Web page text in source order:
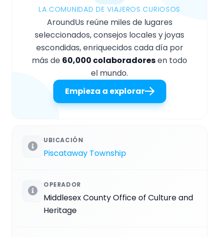
LA COMUNIDAD DE VIAJEROS CURIOSOS
AroundUs reúne miles de lugares
seleccionados, consejos locales y joyas
escondidas, enriquecidos cada día por
más de 60,000 colaboradoresen todo
el mundo.
Empieza a explorar
UBICACIÓN
Piscataway Township
OPERADOR
Middlesex County Office of Culture and
Heritage